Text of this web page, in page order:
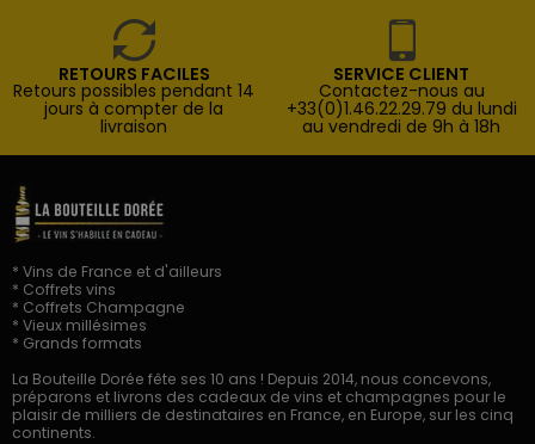
RETOURS FACILES
Retours possibles pendant 14
jours à compter de la
livraison
SERVICE CLIENT
Contactez-nous au
+33(0)1.46.22.29.79 du lundi
au vendredi de 9h à 18h
* Vins de France et d'ailleurs
* Coffrets vins
* Coffrets Champagne
* Vieux millésimes
* Grands formats
La Bouteille Dorée fête ses 10 ans ! Depuis 2014, nous concevons,
préparons et livrons des cadeaux de vins et champagnes pour le
plaisir de milliers de destinataires en France, en Europe, sur les cinq
continents.